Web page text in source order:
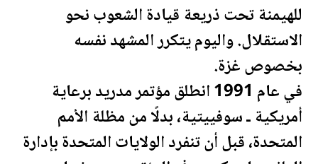
للهيمنة تحت ذريعة قيادة الشعوب نحو
الاستقلال. واليوم يتكرر المشهد نفسه
بخصوص غزة.
في عام 1991 انطلق مؤتمر مدريد برعاية
أمريكية ـ سوفييتية، بدلًا من مظلة الأمم
المتحدة، قبل أن تنفردالولايات المتحدةبإدارة